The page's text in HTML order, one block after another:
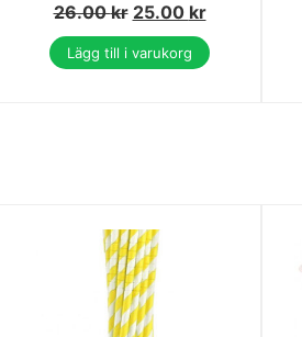
26.00kr 25.00 kr
Lägg till i varukorg